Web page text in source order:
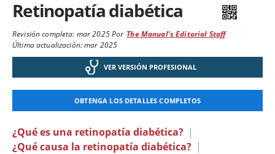
Retinopatía diabética
Revisión completa: mar 2025Por The Manual's Editorial Staff
Última actualización: mar 2025
VER VERSIÓN PROFESIONAL
OBTENGA LOS DETALLES COMPLETOS
¿Qué es una retinopatía diabética? |
¿Qué causa la retinopatía diabética? |